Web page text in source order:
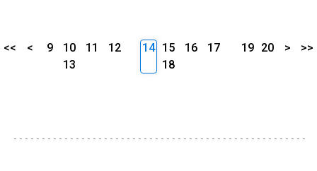
<< < 9 10 11
12
13
14 15 16
17
18
19 20 > >>